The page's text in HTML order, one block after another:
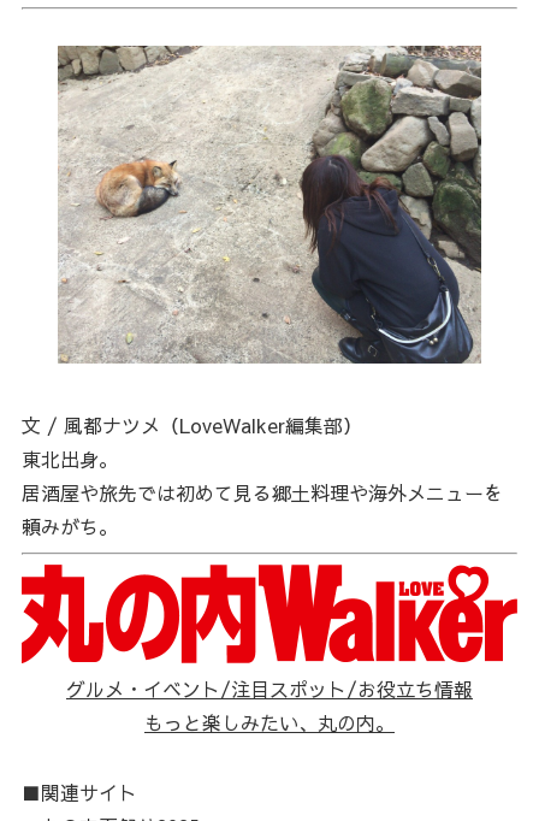
文 / 風都ナツメ（LoveWalker編集部）
東北出身。
居酒屋や旅先では初めて見る郷土料理や海外メニューを
頼みがち。
グルメ・イベント/注目スポット/お役立ち情報
もっと楽しみたい、丸の内。
■関連サイト